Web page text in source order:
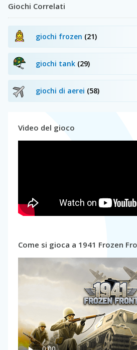
Giochi Correlati
giochi frozen (21)
giochi tank (29)
giochi di aerei (58)
Video del gioco
Come si gioca a 1941 Frozen